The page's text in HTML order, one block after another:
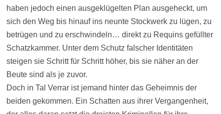
haben jedoch einen ausgeklügelten Plan ausgeheckt, um
sich den Weg bis hinauf ins neunte Stockwerk zu lügen, zu
betrügen und zu erschwindeln… direkt zu Requins gefüllter
Schatzkammer. Unter dem Schutz falscher Identitäten
steigen sie Schritt für Schritt höher, bis sie näher an der
Beute sind als je zuvor.
Doch in Tal Verrar ist jemand hinter das Geheimnis der
beiden gekommen. Ein Schatten aus ihrer Vergangenheit,